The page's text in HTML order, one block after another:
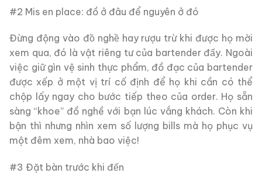
#2 Mis en place: đồ ở đâu để nguyên ở đó
Đừng động vào đồ nghề hay rượu trừ khi được họ mời
xem qua, đó là vật riêng tư của bartender đấy. Ngoài
việc giữ gìn vệ sinh thực phẩm, đồ đạc của bartender
được xếp ở một vị trí cố định để họ khi cần có thể
chộp lấy ngay cho bước tiếp theo của order. Họ sẵn
sàng “khoe” đồ nghề với bạn lúc vắng khách. Còn khi
bận thì nhưng nhìn xem số lượng bills mà họ phục vụ
một đêm xem, nhà bao việc!
#3 Đặt bàn trước khi đến